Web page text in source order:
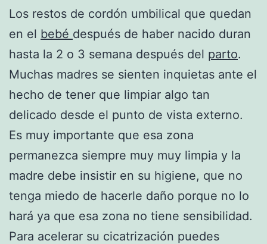
Los restos de cordón umbilical que quedan
en el bebé después de haber nacido duran
hasta la 2 o 3 semana después del parto.
Muchas madres se sienten inquietas ante el
hecho de tener que limpiar algo tan
delicado desde el punto de vista externo.
Es muy importante que esa zona
permanezca siempre muy muy limpia y la
madre debe insistir en su higiene, que no
tenga miedo de hacerle daño porque no lo
hará ya que esa zona no tiene sensibilidad.
Para acelerar su cicatrización puedes